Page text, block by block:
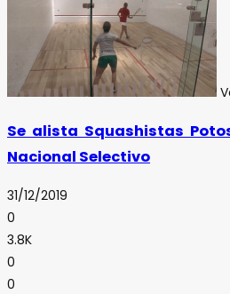
Se alista Squashistas
Nacional Selectivo
31/12/2019
0
3.8K
0
0